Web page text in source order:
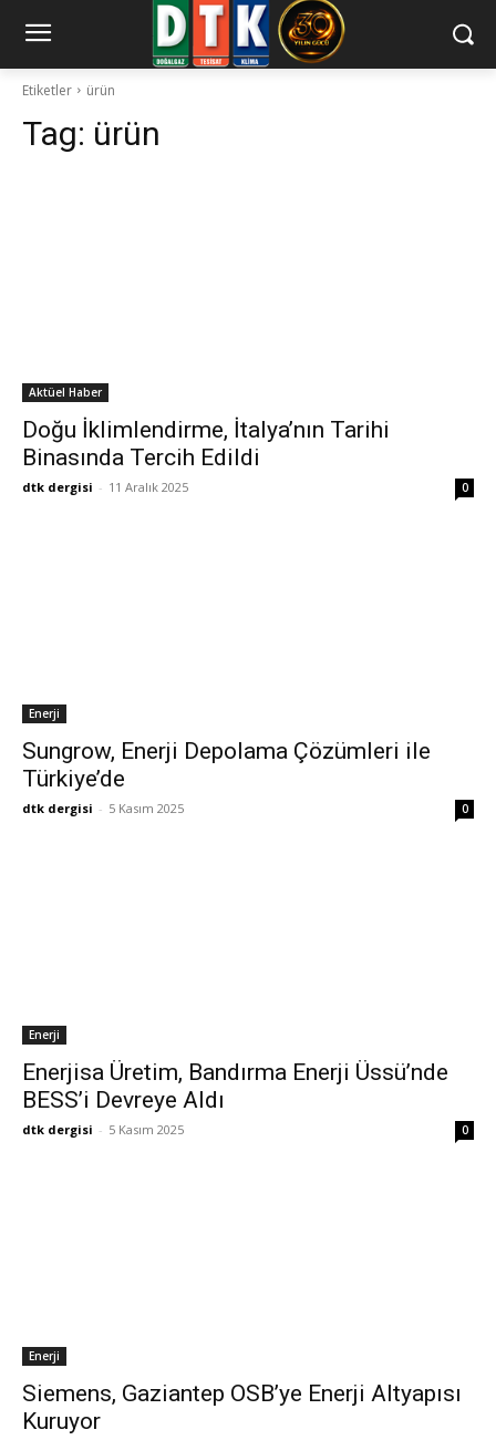
Etiketler ürün
Tag: ürün
Aktüel Haber
Doğu İklimlendirme, İtalya’nın Tarihi
Binasında Tercih Edildi
dtk dergisi - 11 Aralık 2025 0
Enerji
Sungrow, Enerji Depolama Çözümleri ile
Türkiye’de
dtk dergisi - 5 Kasım 2025 0
Enerji
Enerjisa Üretim, Bandırma Enerji Üssü’nde
BESS’i Devreye Aldı
dtk dergisi - 5 Kasım 2025 0
Enerji
Siemens, Gaziantep OSB’ye Enerji Altyapısı
Kuruyor